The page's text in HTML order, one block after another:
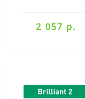
BR2/50
2 057 р.